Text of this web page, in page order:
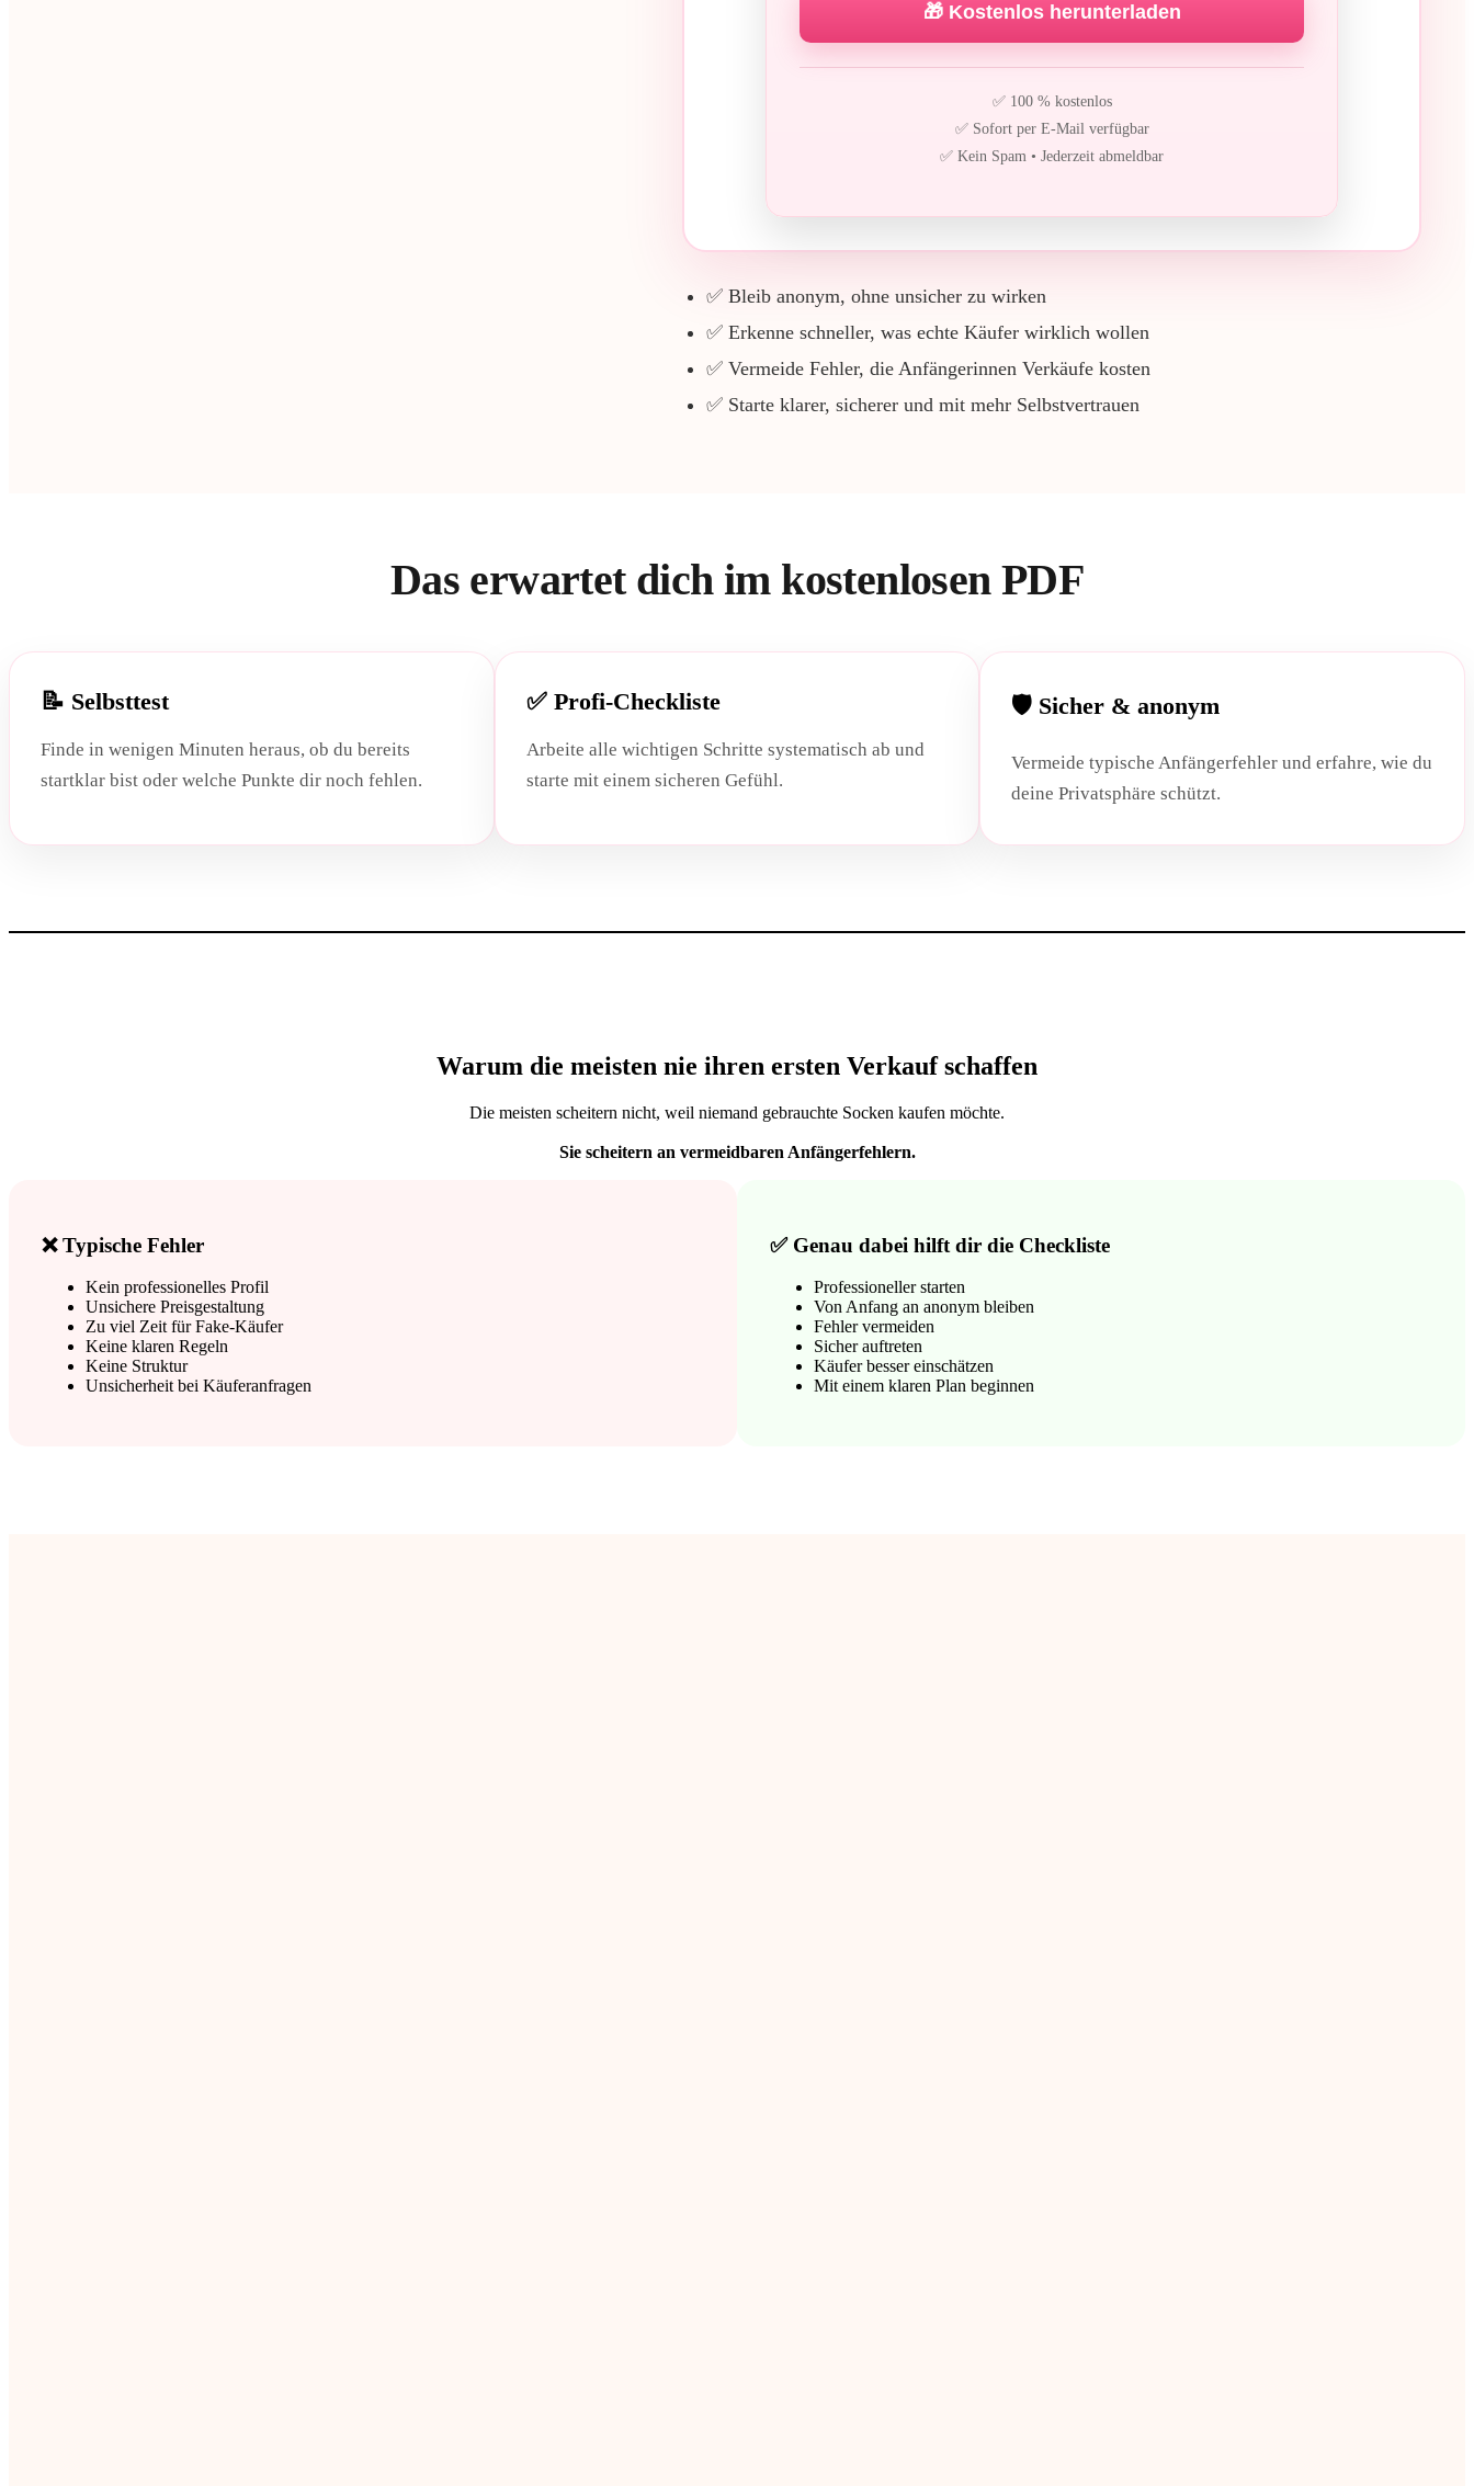
🎁 Kostenlos herunterladen
✅ 100 % kostenlos
✅ Sofort per E-Mail verfügbar
✅ Kein Spam • Jederzeit abmeldbar
✅ Bleib anonym, ohne unsicher zu wirken
✅ Erkenne schneller, was echte Käufer wirklich wollen
✅ Vermeide Fehler, die Anfängerinnen Verkäufe kosten
✅ Starte klarer, sicherer und mit mehr Selbstvertrauen
Das erwartet dich im kostenlosen PDF
📝 Selbsttest
Finde in wenigen Minuten heraus, ob du bereits
startklar bist oder welche Punkte dir noch fehlen.
✅ Profi-Checkliste
Arbeite alle wichtigen Schritte systematisch ab und
starte mit einem sicheren Gefühl.
🛡️ Sicher & anonym
Vermeide typische Anfängerfehler und erfahre, wie du
deine Privatsphäre schützt.
Warum die meisten nie ihren ersten Verkauf schaffen
Die meisten scheitern nicht, weil niemand gebrauchte Socken kaufen möchte.
Sie scheitern an vermeidbaren Anfängerfehlern.
❌ Typische Fehler
Kein professionelles Profil
Unsichere Preisgestaltung
Zu viel Zeit für Fake-Käufer
Keine klaren Regeln
Keine Struktur
Unsicherheit bei Käuferanfragen
✅ Genau dabei hilft dir die Checkliste
Professioneller starten
Von Anfang an anonym bleiben
Fehler vermeiden
Sicher auftreten
Käufer besser einschätzen
Mit einem klaren Plan beginnen